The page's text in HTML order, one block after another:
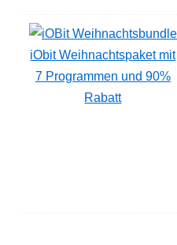
iObit Weihnachtspaket mit
7 Programmen und 90%
Rabatt